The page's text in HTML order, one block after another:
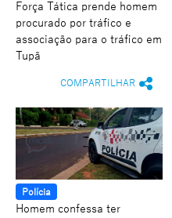
Força Tática prende homem
procurado por tráfico e
associação para o tráfico em
Tupã
COMPARTILHAR
Polícia
Homem confessa ter